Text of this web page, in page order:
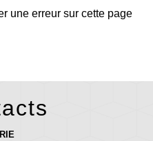
une erreur sur cette page